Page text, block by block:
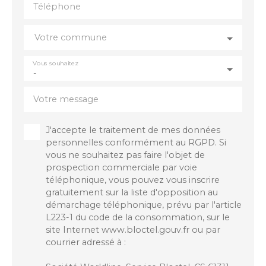
offrant de nombreuses possibilités, idéal pour une
visite s’impose pour découvrir tout son potentiel.
com 06. 86. 21. 40. 59
Téléphone
Votre commune
-
Vous souhaitez
Votre message
J'accepte le traitement de mes données
personnelles conformément au RGPD. Si
vous ne souhaitez pas faire l'objet de
prospection commerciale par voie
téléphonique, vous pouvez vous inscrire
gratuitement sur la liste d'opposition au
démarchage téléphonique, prévu par l'article
L223-1 du code de la consommation, sur le
site Internet www.bloctel.gouv.fr ou par
courrier adressé à :